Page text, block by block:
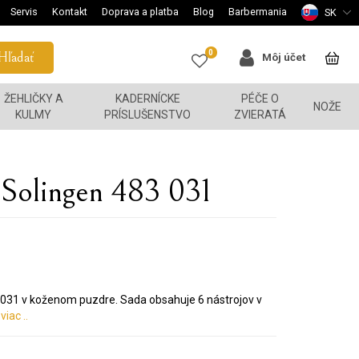
Servis Kontakt Doprava a platba Blog Barbermania SK
0 Môj účet
ŽEHLIČKY A
KULMY
KADERNÍCKE
PRÍSLUŠENSTVO
PÉČE O
ZVIERATÁ
NOŽE
483 031
v koženom puzdre. Sada obsahuje 6 nástrojov v
..